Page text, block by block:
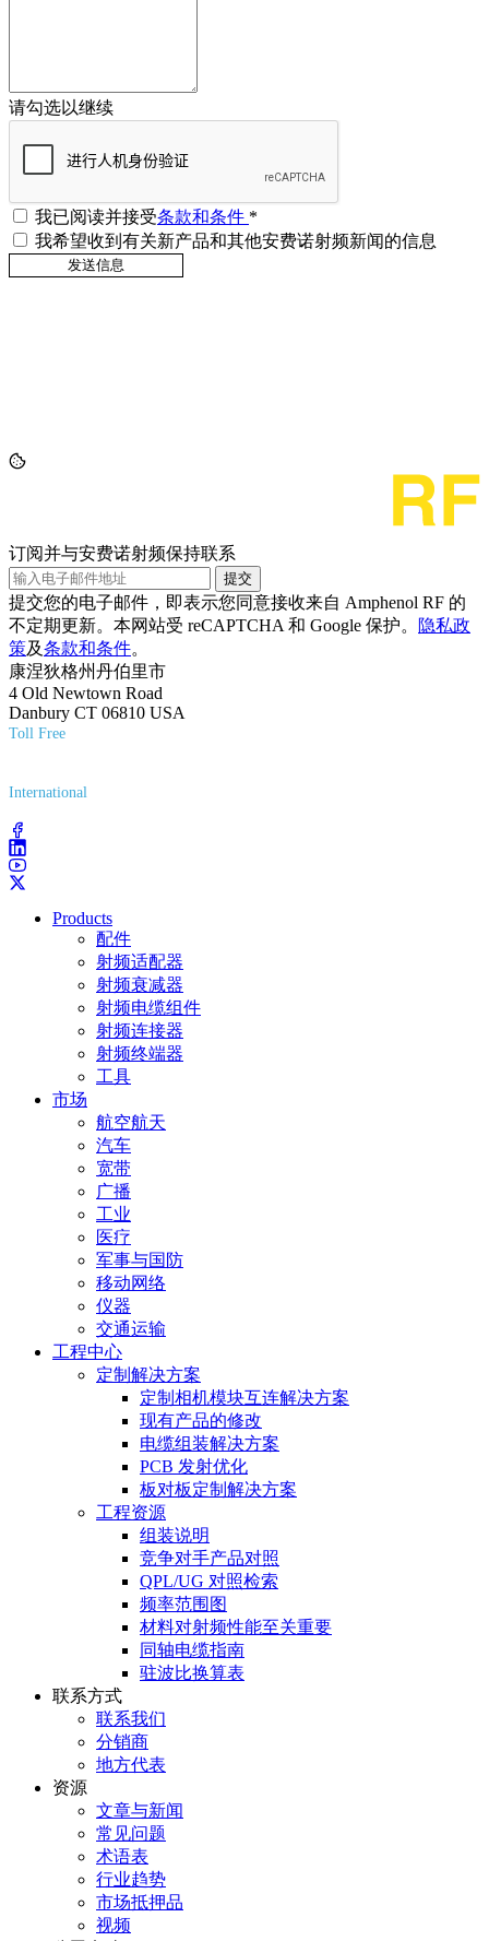
请勾选以继续
我已阅读并接受条款和条件 *
我希望收到有关新产品和其他安费诺射频新闻的信息
订阅并与安费诺射频保持联系
提交
提交您的电子邮件，即表示您同意接收来自 Amphenol RF 的
不定期更新。本网站受 reCAPTCHA 和 Google 保护。
隐私政
策及条款和条件。
康涅狄格州丹伯里市
4 Old Newtown Road
Danbury CT 06810 USA
Toll Free
International
Products
配件
射频适配器
射频衰减器
射频电缆组件
射频连接器
射频终端器
工具
市场
航空航天
汽车
宽带
广播
工业
医疗
军事与国防
移动网络
仪器
交通运输
工程中心
定制解决方案
定制相机模块互连解决方案
现有产品的修改
电缆组装解决方案
PCB 发射优化
板对板定制解决方案
工程资源
组装说明
竞争对手产品对照
QPL/UG 对照检索
频率范围图
材料对射频性能至关重要
同轴电缆指南
驻波比换算表
联系方式
联系我们
分销商
地方代表
资源
文章与新闻
常见问题
术语表
行业趋势
市场抵押品
视频